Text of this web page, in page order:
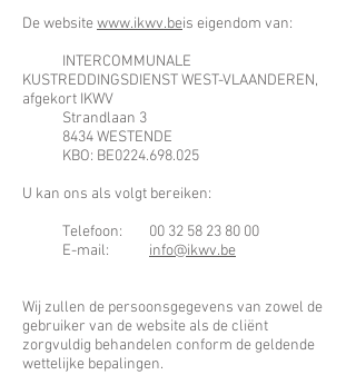
De websitewww.ikwv.beis eigendom van:
INTERCOMMUNALE
KUSTREDDINGSDIENST WEST-VLAANDEREN,
afgekort IKWV
Strandlaan 3
8434 WESTENDE
KBO: BE0224.698.025
U kan ons als volgt bereiken:
Telefoon: 00 32 58 23 80 00
E-mail: info@ikwv.be
Wij zullen de persoonsgegevens van zowel de
gebruiker van de website als de cliënt
zorgvuldig behandelen conform de geldende
wettelijke bepalingen.